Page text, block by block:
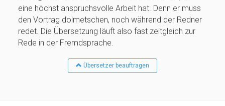
eine höchst anspruchsvolle Arbeit hat. Denn er muss
den Vortrag dolmetschen, noch während der Redner
redet. Die Übersetzung läuft also fast zeitgleich zur
Rede in der Fremdsprache.
Übersetzer beauftragen